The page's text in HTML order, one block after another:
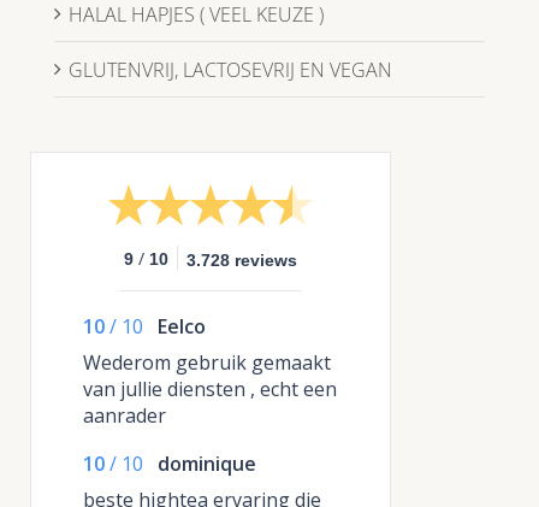
HALAL HAPJES ( VEEL KEUZE )
GLUTENVRIJ, LACTOSEVRIJ EN VEGAN
9 / 10 3.728 reviews
10/ 10
Eelco
Wederom gebruik gemaakt
van jullie diensten , echt een
aanrader
10/ 10
dominique
beste hightea ervaring die